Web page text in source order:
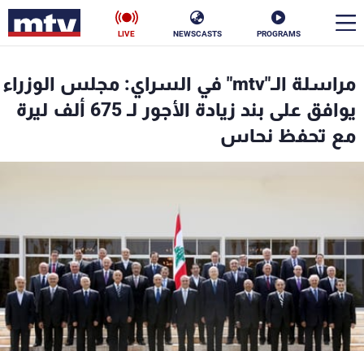
PROGRAMS
NEWSCASTS
LIVE
مراسلة الـ"mtv" في السراي: مجلس الوزراء
يوافق على بند زيادة الأجور لـ 675 ألف ليرة
مع تحفظ نحاس
الأخبار
سياسة
كأس العالم
البرامج